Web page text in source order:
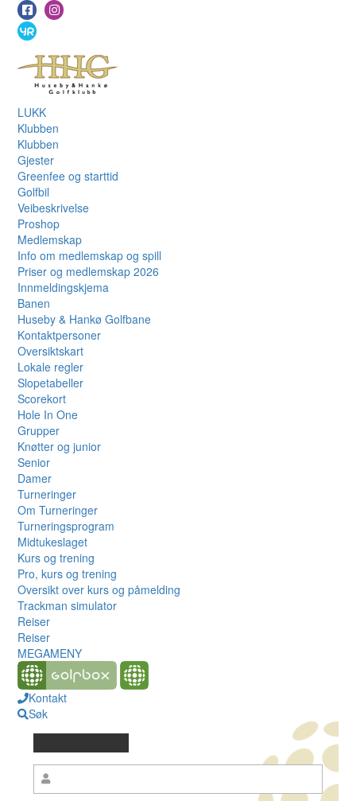
LUKK
Klubben
Klubben
Gjester
Greenfee og starttid
Golfbil
Veibeskrivelse
Proshop
Medlemskap
Info om medlemskap og spill
Priser og medlemskap 2026
Innmeldingskjema
Banen
Huseby & Hankø Golfbane
Kontaktpersoner
Oversiktskart
Lokale regler
Slopetabeller
Scorekort
Hole In One
Grupper
Knøtter og junior
Senior
Damer
Turneringer
Om Turneringer
Turneringsprogram
Midtukeslaget
Kurs og trening
Pro, kurs og trening
Oversikt over kurs og påmelding
Trackman simulator
Reiser
Reiser
MEGAMENY
Kontakt
Søk